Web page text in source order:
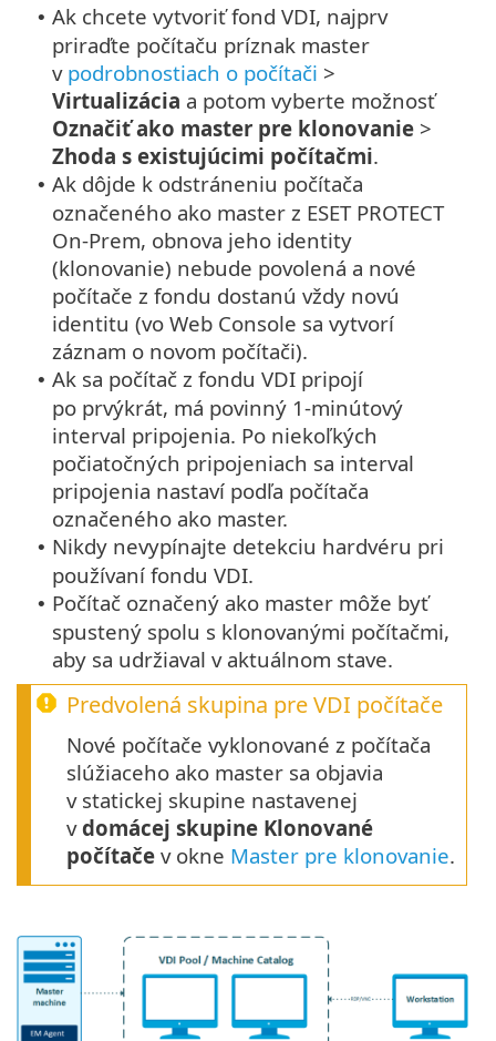
• Ak chcete vytvoriť fond VDI, najprv
priraďte počítaču príznak master
v podrobnostiach o počítači >
Virtualizácia a potom vyberte možnosť
Označiť ako master pre klonovanie >
Zhoda s existujúcimi počítačmi.
• Ak dôjde k odstráneniu počítača
označeného ako master z ESET PROTECT
On-Prem, obnova jeho identity
(klonovanie) nebude povolená a nové
počítače z fondu dostanú vždy novú
identitu (vo Web Console sa vytvorí
záznam o novom počítači).
• Ak sa počítač z fondu VDI pripojí
po prvýkrát, má povinný 1‑minútový
interval pripojenia. Po niekoľkých
počiatočných pripojeniach sa interval
pripojenia nastaví podľa počítača
označeného ako master.
• Nikdy nevypínajte detekciu hardvéru pri
používaní fondu VDI.
• Počítač označený ako master môže byť
spustený spolu s klonovanými počítačmi,
aby sa udržiaval v aktuálnom stave.
Predvolená skupina pre VDI počítače
Nové počítače vyklonované z počítača
slúžiaceho ako master sa objavia
v statickej skupine nastavenej
vdomácej skupine Klonované
počítače v okne Master pre klonovanie.